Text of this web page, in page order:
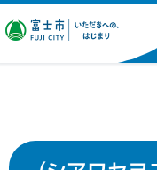
富士市 いただ